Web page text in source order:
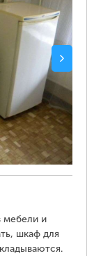
мебели и
шкаф для